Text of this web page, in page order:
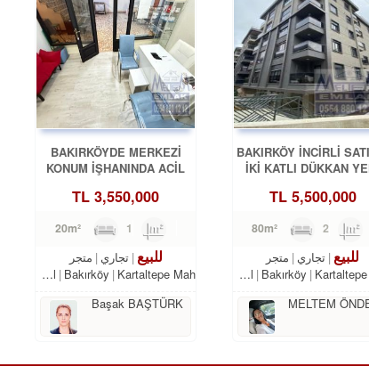
BAKIRKÖY İNCİRLİ
İKİ KATLI DÜKKAN
TL5,500,000
2
للبيع تجاري متجر
Istanbul
Bakırköy Kartaltepe
MELTEM
BAKIRKÖYDE MERKEZİ
KONUM İŞHANINDA ACİL
TL 3,550,000
1
للبيع تجاري متجر
Istanbul
Bakırköy Kartaltepe Mah.
Başak BAŞTÜRK